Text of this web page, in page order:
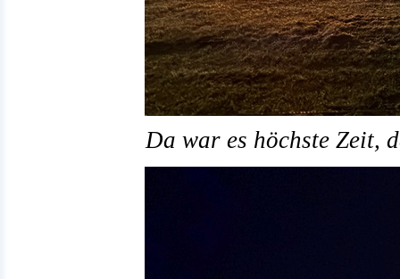
Da war es höchste Zeit,